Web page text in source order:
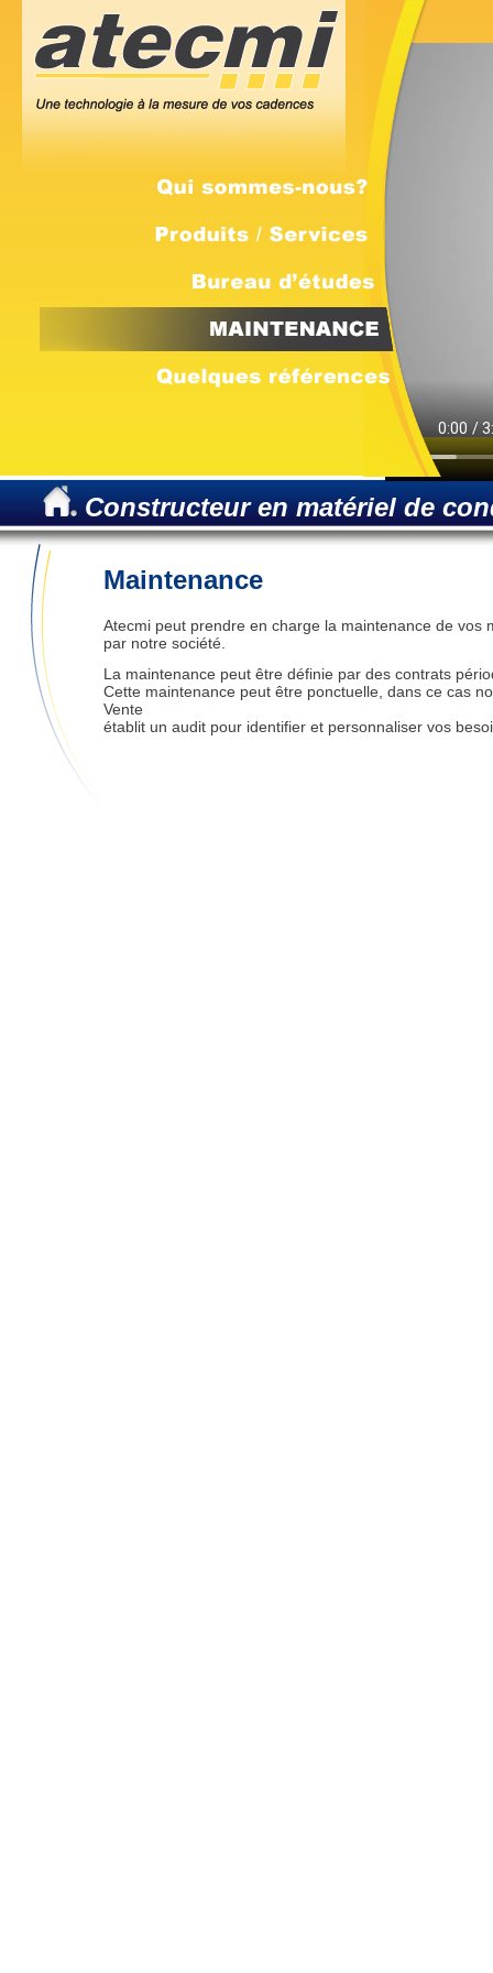
Constructeur en matériel de
Maintenance
Atecmi peut prendre en charge la maintenance de vos
par notre société.
La maintenance peut être définie par des contrats
Cette maintenance peut être ponctuelle, dans ce cas
Vente
établit un audit pour identifier et personnaliser vos